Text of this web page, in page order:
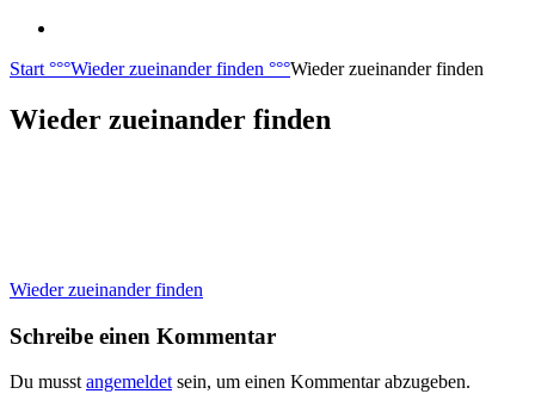
Start °°°Wieder zueinander finden °°°Wieder zueinander finden
Wieder zueinander finden
Beitragsnavigation
Wieder zueinander finden
Schreibe einen Kommentar
Du musstangemeldetsein, um einen Kommentar abzugeben.